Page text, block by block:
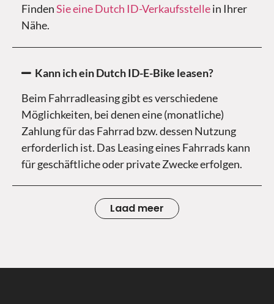
FindenSie eine Dutch ID-Verkaufsstellein Ihrer
Nähe.
Kann ich ein Dutch ID-E-Bike leasen?
Beim Fahrradleasing gibt es verschiedene
Möglichkeiten, bei denen eine (monatliche)
Zahlung für das Fahrrad bzw. dessen Nutzung
erforderlich ist. Das Leasing eines Fahrrads kann
für geschäftliche oder private Zwecke erfolgen.
Laad meer